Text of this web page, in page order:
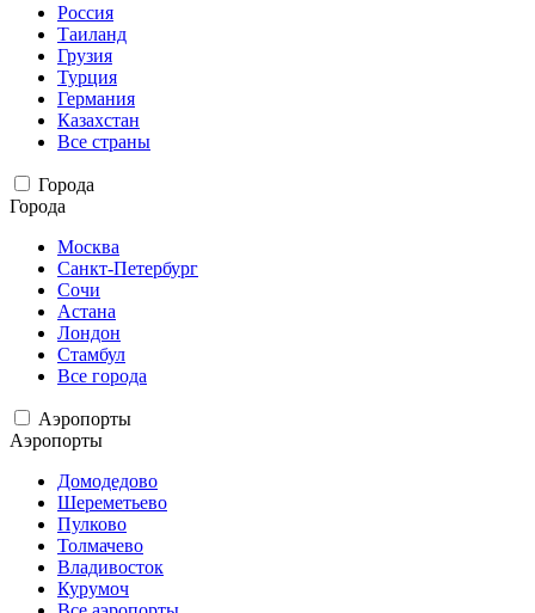
Россия
Таиланд
Грузия
Турция
Германия
Казахстан
Все страны
Города
Города
Москва
Санкт-Петербург
Сочи
Астана
Лондон
Стамбул
Все города
Аэропорты
Аэропорты
Домодедово
Шереметьево
Пулково
Толмачево
Владивосток
Курумоч